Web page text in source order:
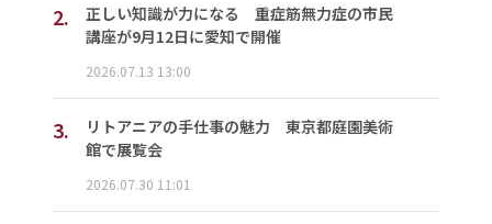
2.
正しい知識が力になる 重症筋無力症の市民
講座が9月12日に愛知で開催
2026.07.13 13:00
3.
リトアニアの手仕事の魅力 東京都庭園美術
館で展覧会
2026.07.30 11:01